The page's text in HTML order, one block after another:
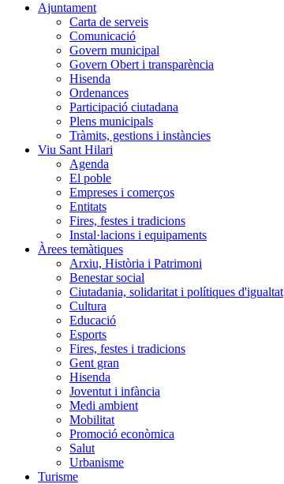
Ajuntament
Carta de serveis
Comunicació
Govern municipal
Govern Obert i transparència
Hisenda
Ordenances
Participació ciutadana
Plens municipals
Tràmits, gestions i instàncies
Viu Sant Hilari
Agenda
El poble
Empreses i comerços
Entitats
Fires, festes i tradicions
Instal·lacions i equipaments
Àrees temàtiques
Arxiu, Història i Patrimoni
Benestar social
Ciutadania, solidaritat i polítiques d'igualtat
Cultura
Educació
Esports
Fires, festes i tradicions
Gent gran
Hisenda
Joventut i infància
Medi ambient
Mobilitat
Promoció econòmica
Salut
Urbanisme
Turisme